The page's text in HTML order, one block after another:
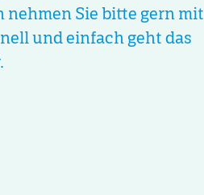
Sie bitte gern mit
und einfach geht das